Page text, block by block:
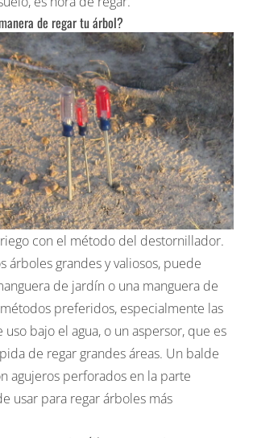
de regar tu árbol?
con el método del destornillador.
árboles grandes y valiosos, puede
de jardín o una manguera de
preferidos, especialmente las
bajo el agua, o un aspersor, que es
de regar grandes áreas. Un balde
agujeros perforados en la parte
usar para regar árboles más